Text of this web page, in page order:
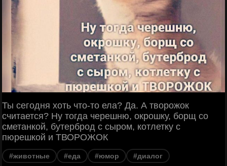
Ты сегодня хоть что-то ела? Да. А творожок
считается? Ну тогда черешню, окрошку, борщ со
сметанкой, бутерброд с сыром, котлетку с
пюрешкой и ТВОРОЖОК
#животные #еда #юмор #диалог